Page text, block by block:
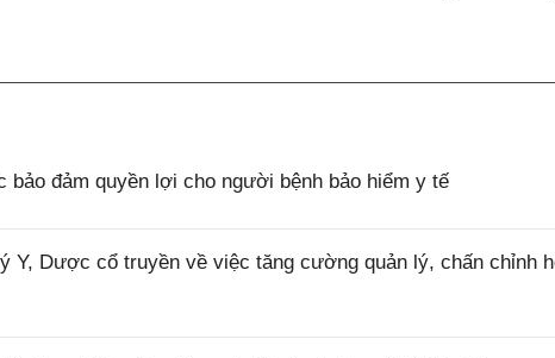
bảo đảm quyền lợi cho người bệnh bảo hiểm y tế
Y, Dược cổ truyền về việc tăng cường quản lý, chấn chỉnh